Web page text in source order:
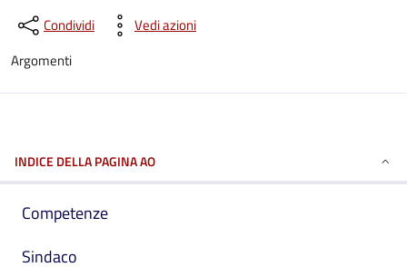
Condividi
Vedi azioni
Argomenti
INDICE DELLA PAGINA AO
Competenze
Sindaco